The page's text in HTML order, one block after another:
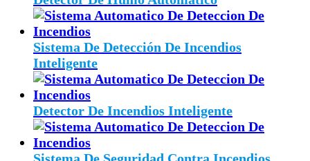
Sistema De Detección De Incendios
Inteligente
Detector De Incendios Inteligente